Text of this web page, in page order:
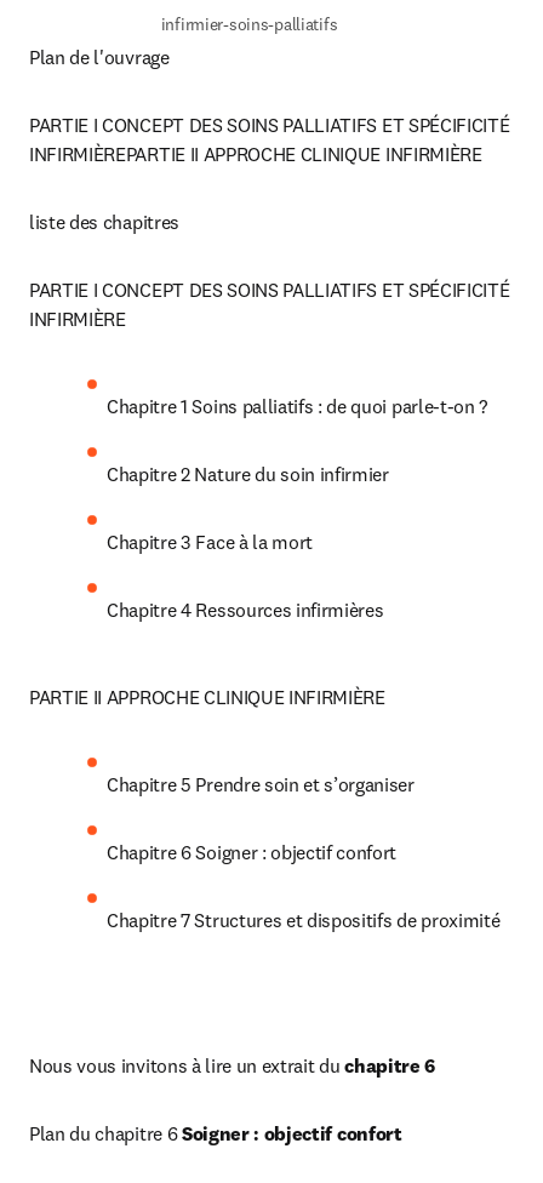
infirmier-soins-palliatifs
Plan de l'ouvrage
PARTIE I CONCEPT DES SOINS PALLIATIFS ET SPÉCIFICITÉ
INFIRMIÈREPARTIE II APPROCHE CLINIQUE INFIRMIÈRE
liste des chapitres
PARTIE I CONCEPT DES SOINS PALLIATIFS ET SPÉCIFICITÉ
INFIRMIÈRE
Chapitre 1 Soins palliatifs : de quoi parle-t-on ?
Chapitre 2 Nature du soin infirmier
Chapitre 3 Face à la mort
Chapitre 4 Ressources infirmières
PARTIE II APPROCHE CLINIQUE INFIRMIÈRE
Chapitre 5 Prendre soin et s’organiser
Chapitre 6 Soigner : objectif confort
Chapitre 7 Structures et dispositifs de proximité
Nous vous invitons à lire un extrait du chapitre 6
Plan du chapitre 6 Soigner : objectif confort